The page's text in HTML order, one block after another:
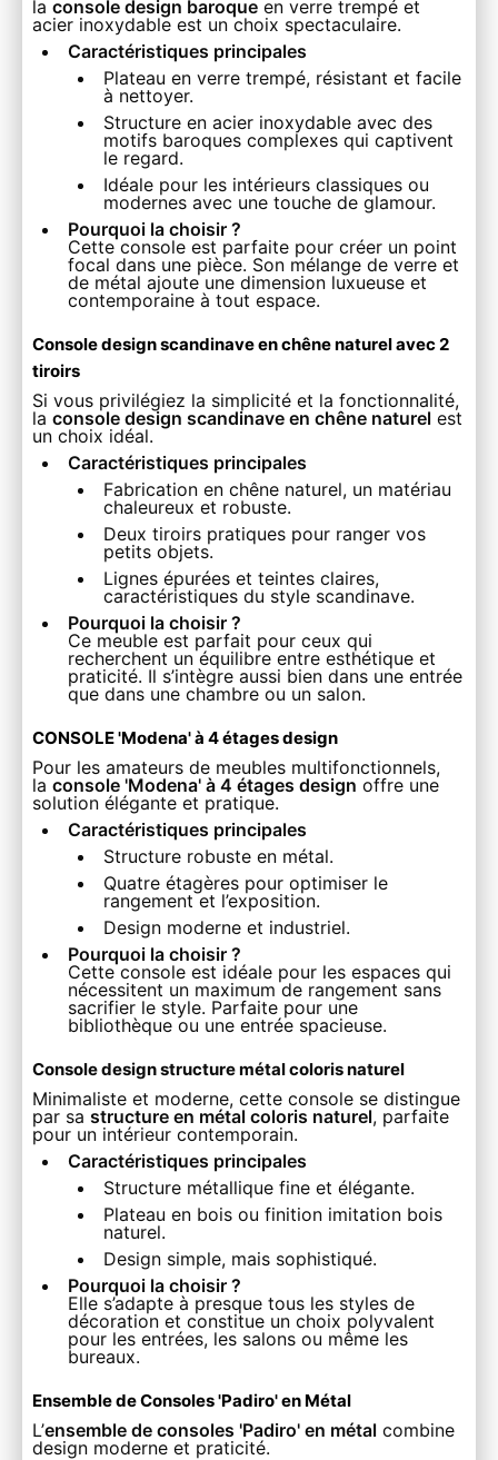
la console design baroque en verre trempé et
acier inoxydable est un choix spectaculaire.
Caractéristiques principales
Plateau en verre trempé, résistant et facile
à nettoyer.
Structure en acier inoxydable avec des
motifs baroques complexes qui captivent
le regard.
Idéale pour les intérieurs classiques ou
modernes avec une touche de glamour.
Pourquoi la choisir ?
Cette console est parfaite pour créer un point
focal dans une pièce. Son mélange de verre et
de métal ajoute une dimension luxueuse et
contemporaine à tout espace.
Console design scandinave en chêne naturel avec 2
tiroirs
Si vous privilégiez la simplicité et la fonctionnalité,
la console design scandinave en chêne naturel est
un choix idéal.
Caractéristiques principales
Fabrication en chêne naturel, un matériau
chaleureux et robuste.
Deux tiroirs pratiques pour ranger vos
petits objets.
Lignes épurées et teintes claires,
caractéristiques du style scandinave.
Pourquoi la choisir ?
Ce meuble est parfait pour ceux qui
recherchent un équilibre entre esthétique et
praticité. Il s’intègre aussi bien dans une entrée
que dans une chambre ou un salon.
CONSOLE 'Modena' à 4 étages design
Pour les amateurs de meubles multifonctionnels,
la console 'Modena' à 4 étages design offre une
solution élégante et pratique.
Caractéristiques principales
Structure robuste en métal.
Quatre étagères pour optimiser le
rangement et l’exposition.
Design moderne et industriel.
Pourquoi la choisir ?
Cette console est idéale pour les espaces qui
nécessitent un maximum de rangement sans
sacrifier le style. Parfaite pour une
bibliothèque ou une entrée spacieuse.
Console design structure métal coloris naturel
Minimaliste et moderne, cette console se distingue
par sa structure en métal coloris naturel, parfaite
pour un intérieur contemporain.
Caractéristiques principales
Structure métallique fine et élégante.
Plateau en bois ou finition imitation bois
naturel.
Design simple, mais sophistiqué.
Pourquoi la choisir ?
Elle s’adapte à presque tous les styles de
décoration et constitue un choix polyvalent
pour les entrées, les salons ou même les
bureaux.
Ensemble de Consoles 'Padiro' en Métal
L’ensemble de consoles 'Padiro' en métal combine
design moderne et praticité.